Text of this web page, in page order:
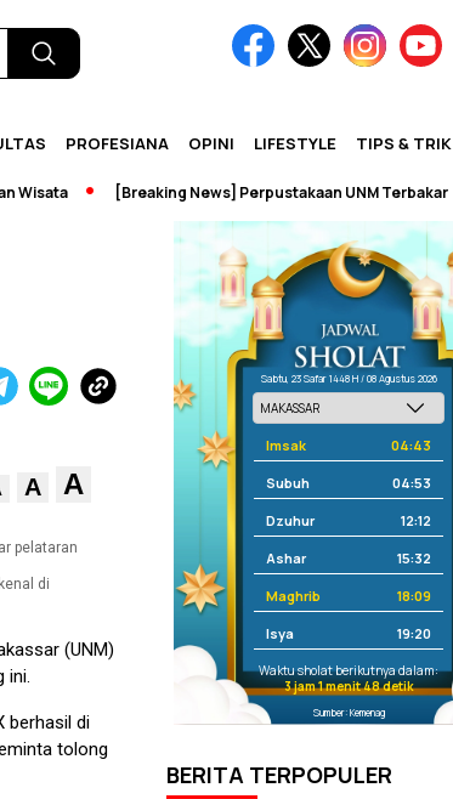
PROFESIANA OPINI LIFESTYLE TIPS & TRIK
[Breaking News] Perpustakaan UNM Terbakar
A A
di
(UNM)
ini.
berhasil di
tolong
Sabtu, 23 Safar 1448 H / 08 Agustus 2026
Imsak 04:43
Subuh 04:53
Dzuhur 12:12
Ashar 15:32
Maghrib 18:09
Isya 19:20
Waktu sholat berikutnya dalam:
3 jam 1 menit 47 detik
Sumber: Kemenag
BERITA TERPOPULER